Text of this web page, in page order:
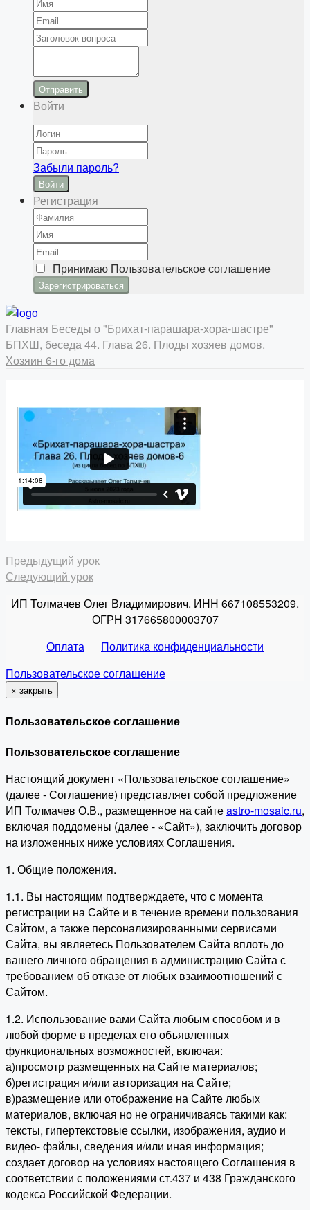
Отправить
Войти
Забыли пароль?
Войти
Регистрация
Принимаю Пользовательское соглашение
Главная Беседы о "Брихат-парашара-хора-шастре"
БПХШ, беседа 44. Глава 26. Плоды хозяев домов.
Хозяин 6-го дома
Предыдущий урок
Следующий урок
ИП Толмачев Олег Владимирович. ИНН 667108553209.
ОГРН 317665800003707
Оплата
Политика конфиденциальности
Пользовательское соглашение
× закрыть
Пользовательское соглашение
Пользовательское соглашение
Настоящий документ «Пользовательское соглашение»
(далее - Соглашение) представляет собой предложение
ИП Толмачев О.В., размещенное на сайтеastro-mosaic.ru,
включая поддомены (далее - «Сайт»), заключить договор
на изложенных ниже условиях Соглашения.
1. Общие положения.
1.1. Вы настоящим подтверждаете, что с момента
регистрации на Сайте и в течение времени пользования
Сайтом, а также персонализированными сервисами
Сайта, вы являетесь Пользователем Сайта вплоть до
вашего личного обращения в администрацию Сайта с
требованием об отказе от любых взаимоотношений с
Сайтом.
1.2. Использование вами Сайта любым способом и в
любой форме в пределах его объявленных
функциональных возможностей, включая:
а)просмотр размещенных на Сайте материалов;
б)регистрация и/или авторизация на Сайте;
в)размещение или отображение на Сайте любых
материалов, включая но не ограничиваясь такими как:
тексты, гипертекстовые ссылки, изображения, аудио и
видео- файлы, сведения и/или иная информация;
создает договор на условиях настоящего Соглашения в
соответствии с положениями ст.437 и 438 Гражданского
кодекса Российской Федерации.